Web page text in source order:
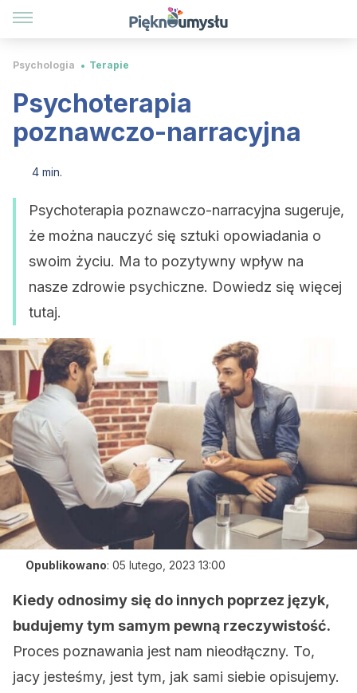
Psychologia Terapie
Psychoterapia
poznawczo-narracyjna
4 min.
Psychoterapia poznawczo-narracyjna sugeruje,
że można nauczyć się sztuki opowiadania o
swoim życiu. Ma to pozytywny wpływ na
nasze zdrowie psychiczne. Dowiedz się więcej
tutaj.
Opublikowano: 05 lutego, 2023 13:00
Kiedy odnosimy się do innych poprzez język,
budujemy tym samym pewną rzeczywistość.
Proces poznawania jest nam nieodłączny. To,
jacy jesteśmy, jest tym, jak sami siebie opisujemy.